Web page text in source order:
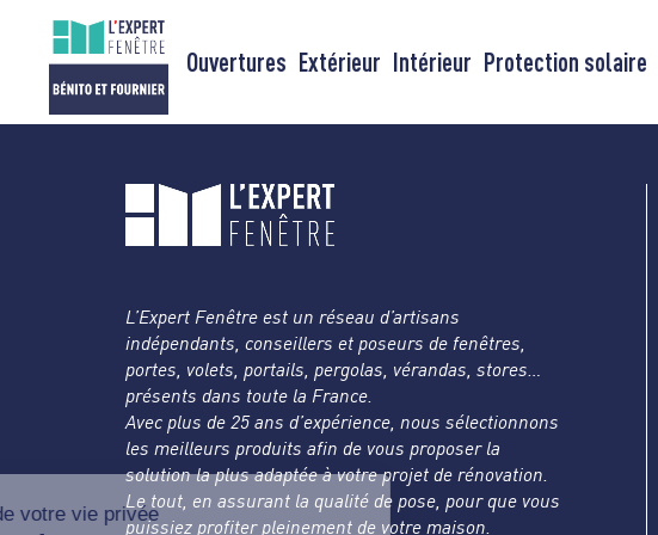
contenu
Ouvertures Extérieur Intérieur Protection solaire
L’Expert Fenêtre est un réseau d’artisans
indépendants, conseillers et poseurs de fenêtres,
portes, volets, portails, pergolas, vérandas, stores…
présents dans toute la France.
Avec plus de 25 ans d’expérience, nous sélectionnons
les meilleurs produits afin de vous proposer la
solution la plus adaptée à votre projet de rénovation.
Le tout, en assurant la qualité de pose, pour que vous
puissiez profiter pleinement de votre maison.